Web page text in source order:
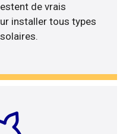
de vrais
installer tous types